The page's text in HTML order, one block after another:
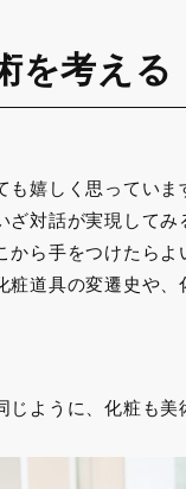
を考える
嬉しく思っていま
対話が実現してみ
ら手をつけたらよ
道具の変遷史や、
ように、化粧も美